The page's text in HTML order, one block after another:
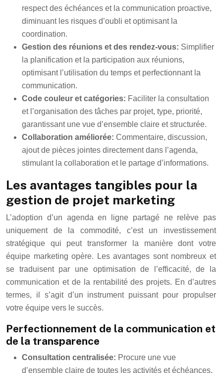
respect des échéances et la communication proactive,
diminuant les risques d’oubli et optimisant la
coordination.
Gestion des réunions et des rendez-vous: Simplifier
la planification et la participation aux réunions,
optimisant l’utilisation du temps et perfectionnant la
communication.
Code couleur et catégories: Faciliter la consultation
et l’organisation des tâches par projet, type, priorité,
garantissant une vue d’ensemble claire et structurée.
Collaboration améliorée: Commentaire, discussion,
ajout de pièces jointes directement dans l’agenda,
stimulant la collaboration et le partage d’informations.
Les avantages tangibles pour la
gestion de projet marketing
L’adoption d’un agenda en ligne partagé ne relève pas
uniquement de la commodité, c’est un investissement
stratégique qui peut transformer la manière dont votre
équipe marketing opère. Les avantages sont nombreux et
se traduisent par une optimisation de l’efficacité, de la
communication et de la rentabilité des projets. En d’autres
termes, il s’agit d’un instrument puissant pour propulser
votre équipe vers le succès.
Perfectionnement de la communication et
de la transparence
Consultation centralisée: Procure une vue
d’ensemble claire de toutes les activités et échéances,